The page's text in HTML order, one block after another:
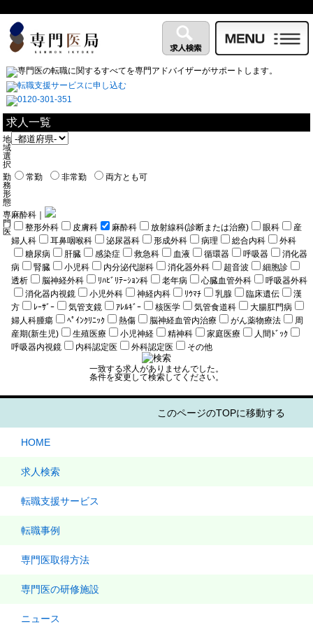
求人一覧
地
域
選
択
勤
務
形
態
常勤 非常勤 両方とも可
専
門
医
麻酔科｜
整形外科
皮膚科 麻酔科 放射線科(診断または治療) 眼科
産
婦人科
耳鼻咽喉科 泌尿器科 形成外科 病理 総合内科
外科
糖尿病
肝臓 感染症 救急科 血液 循環器 呼吸器
消化器
病
腎臓 小児科 内分泌代謝科 消化器外科 超音波
細胞診
透析
脳神経外科 ﾘﾊﾋﾞﾘﾃｰｼｮﾝ科 老年病 心臓血管外科
呼吸器外科
消化器内視鏡
小児外科 神経内科 ﾘｳﾏﾁ 乳腺 臨床遺伝
漢
方
ﾚｰｻﾞｰ 気管支鏡 ｱﾚﾙｷﾞｰ 核医学 気管食道科
大腸肛門病
婦人科腫瘍
ﾍﾟｲﾝｸﾘﾆｯｸ 熱傷 脳神経血管内治療 がん薬物療法
周
産期(新生児)
生殖医療 小児神経 精神科 家庭医療
人間ﾄﾞｯｸ
呼吸器内視鏡
内科認定医 外科認定医 その他
一致する求人がありませんでした。
条件を変更して検索してください。
このページのTOPに移動する
HOME
求人検索
転職支援サービス
転職事例
専門医取得方法
専門医の研修施設
ニュース